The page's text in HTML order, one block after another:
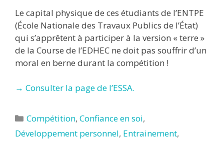
Le capital physique de ces étudiants de l’ENTPE
(École Nationale des Travaux Publics de l’État)
qui s’apprêtent à participer à la version « terre »
de la Course de l’EDHEC ne doit pas souffrir d’un
moral en berne durant la compétition !
→ Consulter la page de l’ESSA.
Catégories
Compétition,Confiance en soi,
Développement personnel, Entrainement,